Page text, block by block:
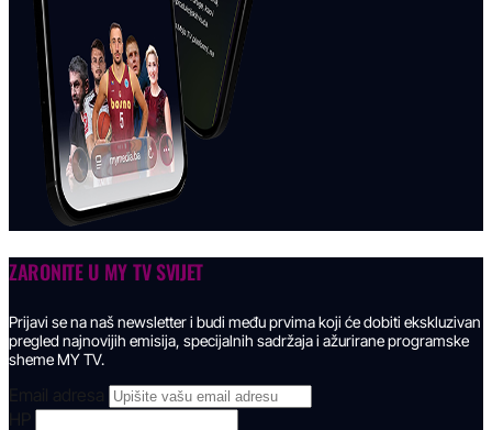
ZARONITE U MY TV SVIJET
Prijavi se na naš newsletter i budi među prvima koji će dobiti ekskluzivan
pregled najnovijih emisija, specijalnih sadržaja i ažurirane programske
sheme MY TV.
Email adresa